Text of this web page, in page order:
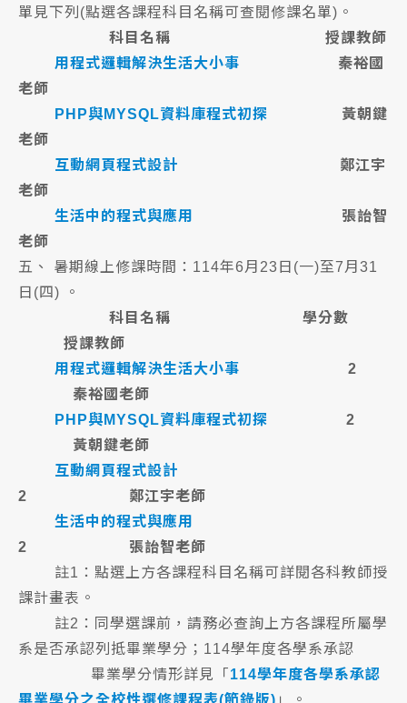
單見下列(點選各課程科目名稱可查閱修課名單)。
科目名稱 授課教師
用程式邏輯解決生活大小事 秦裕國
老師
PHP與MYSQL資料庫程式初探
黃朝鍵
老師
互動網頁程式設計 鄭江宇
老師
生活中的程式與應用
張詒智
老師
五、 暑期線上修課時間：114年6月23日(一)至7月31
日(四) 。
科目名稱 學分數
授課教師
用程式邏輯解決生活大小事 2
秦裕國老師
PHP與MYSQL資料庫程式初探
2
黃朝鍵老師
互動網頁程式設計
2 鄭江宇老師
生活中的程式與應用
2 張詒智老師
註1：點選上方各課程科目名稱可詳閱各科教師授
課計畫表。
註2：同學選課前，請務必查詢上方各課程所屬學
系是否承認列抵畢業學分；114學年度各學系承認
畢業學分情形詳見「 114學年度各學系承認
畢業學分之全校性選修課程表(節錄版) 」。